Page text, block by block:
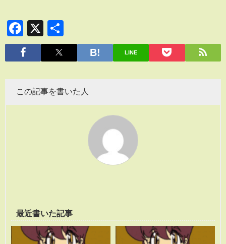
Facebook
X
有
LINE
この記事を書いた人
最近書いた記事